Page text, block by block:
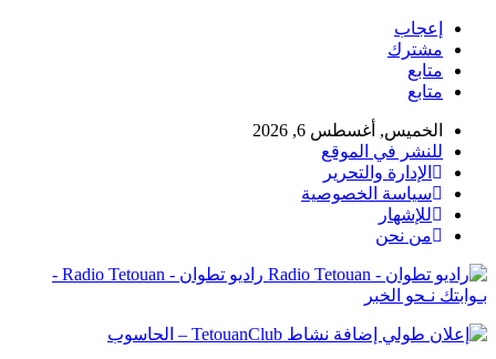
إعجاب
مشترك
متابع
متابع
الخميس, أغسطس 6, 2026
للنشر في الموقع
الإدارة والتحرير
سياسة الخصوصية
للإشهار
من نحن
راديو تطوان - Radio Tetouan -
بـوابتك نـحو الخبر